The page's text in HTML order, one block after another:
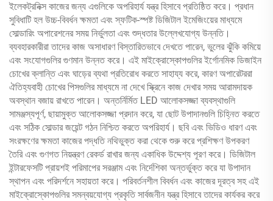
ইলেকট্রনিক্স কাজের জন্য এগুলিকে অপরিহার্য যন্ত্র হিসাবে প্রতিষ্ঠিত করে। প্রধান
সুবিধাটি হল উচ্চ-বিবর্ধন ক্ষমতা এবং স্ফটিক-স্পষ্ট ডিজিটাল ইমেজিংয়ের মাধ্যমে
সোল্ডারিং অপারেশনের সময় নির্ভুলতা এবং শুদ্ধতার উল্লেখযোগ্য উন্নতি।
ব্যবহারকারীরা তাদের কাজ অসাধারণ বিস্তারিতভাবে দেখতে পারেন, ভুলের ঝুঁকি কমিয়ে
এবং সংযোগগুলির গুণমান উন্নত করে। এই মাইক্রোস্কোপগুলির ইর্গোনমিক ডিজাইন
চোখের ক্লান্তি এবং ঘাড়ের ব্যথা প্রতিরোধ করতে সাহায্য করে, কারণ অপারেটররা
ঐতিহ্যবাহী চোখের পিসগুলির মাধ্যমে না দেখে স্ক্রিনে কাজ দেখার সময় আরামদায়ক
অবস্থান বজায় রাখতে পারেন। অন্তর্নির্মিত LED আলোকসজ্জা ব্যবস্থাগুলি
সামঞ্জস্যপূর্ণ, ছায়ামুক্ত আলোকসজ্জা প্রদান করে, যা ছোট উপাদানগুলি চিহ্নিত করতে
এবং সঠিক সোল্ডার জয়েন্ট গঠন নিশ্চিত করতে অপরিহার্য। ছবি এবং ভিডিও ধারণ এবং
সংরক্ষণের ক্ষমতা কাজের পদ্ধতি নথিভুক্ত করা থেকে শুরু করে প্রশিক্ষণ উপকরণ
তৈরি এবং গুণগত নিয়ন্ত্রণ রেকর্ড রাখার জন্য একাধিক উদ্দেশ্য পূরণ করে। ডিজিটাল
ইন্টারফেসটি প্রায়শই পরিমাপের সরঞ্জাম এবং নির্দেশিকা অন্তর্ভুক্ত করে যা উপাদান
স্থাপন এবং পরিদর্শনে সহায়তা করে। পরিবর্তনশীল বিবর্ধন এবং কাজের দূরত্ব সহ এই
মাইক্রোস্কোপগুলির সমন্বয়যোগ্য প্রকৃতি সার্বজনীন যন্ত্র হিসাবে তাদের কার্যকর করে